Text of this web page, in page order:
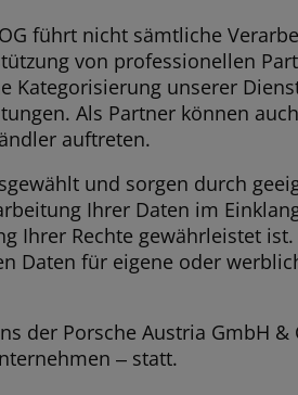
führt nicht sämtliche
von professionellen
Kategorisierung unserer
Als Partner können
auftreten.
und sorgen durch
Ihrer Daten im
Ihrer Rechte gewährleistet
Daten für eigene oder
der Porsche Austria GmbH &
‒ statt.